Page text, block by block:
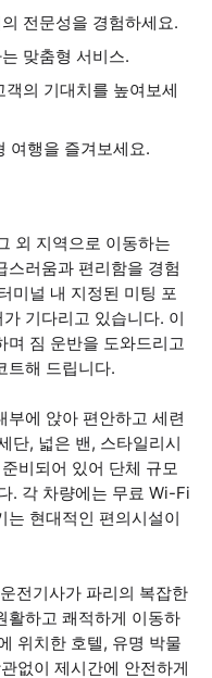
전문성을 경험하세요.
맞춤형 서비스.
의 기대치를 높여보세
여행을 즐겨보세요.
외 지역으로 이동하는
스러움과 편리함을 경험
미널 내 지정된 미팅 포
기다리고 있습니다. 이
며 짐 운반을 도와드리고
트해 드립니다.
에 앉아 편안하고 세련
단, 넓은 밴, 스타일리시
비되어 있어 단체 규모
. 각 차량에는 무료 Wi-Fi
는 현대적인 편의시설이
전기사가 파리의 복잡한
활하고 쾌적하게 이동하
위치한 호텔, 유명 박물
없이 제시간에 안전하게